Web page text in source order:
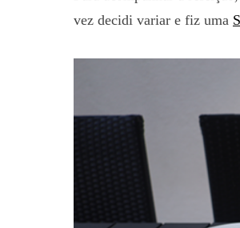
vez decidi variar e fiz uma